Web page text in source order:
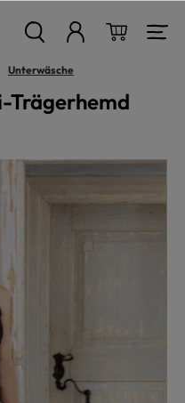
Unterwäsche
Trägerhemd